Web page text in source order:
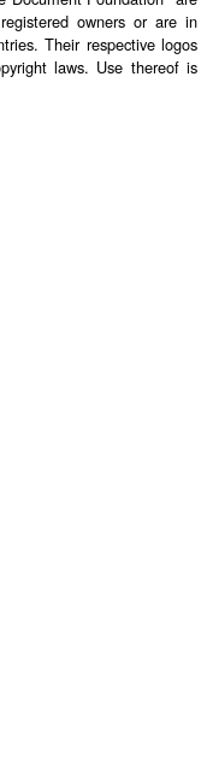
owners or are in
Their respective logos
laws. Use thereof is